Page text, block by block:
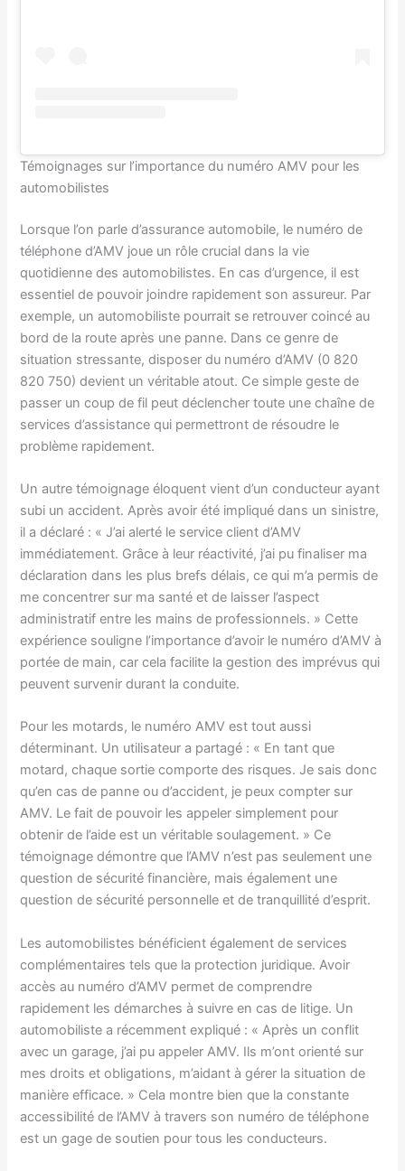
Témoignages sur l’importance du numéro AMV pour les
automobilistes
Lorsque l’on parle d’assurance automobile, le numéro de
téléphone d’AMV joue un rôle crucial dans la vie
quotidienne des automobilistes. En cas d’urgence, il est
essentiel de pouvoir joindre rapidement son assureur. Par
exemple, un automobiliste pourrait se retrouver coincé au
bord de la route après une panne. Dans ce genre de
situation stressante, disposer du numéro d’AMV (0 820
820 750) devient un véritable atout. Ce simple geste de
passer un coup de fil peut déclencher toute une chaîne de
services d’assistance qui permettront de résoudre le
problème rapidement.
Un autre témoignage éloquent vient d’un conducteur ayant
subi un accident. Après avoir été impliqué dans un sinistre,
il a déclaré : « J’ai alerté le service client d’AMV
immédiatement. Grâce à leur réactivité, j’ai pu finaliser ma
déclaration dans les plus brefs délais, ce qui m’a permis de
me concentrer sur ma santé et de laisser l’aspect
administratif entre les mains de professionnels. » Cette
expérience souligne l’importance d’avoir le numéro d’AMV à
portée de main, car cela facilite la gestion des imprévus qui
peuvent survenir durant la conduite.
Pour les motards, le numéro AMV est tout aussi
déterminant. Un utilisateur a partagé : « En tant que
motard, chaque sortie comporte des risques. Je sais donc
qu’en cas de panne ou d’accident, je peux compter sur
AMV. Le fait de pouvoir les appeler simplement pour
obtenir de l’aide est un véritable soulagement. » Ce
témoignage démontre que l’AMV n’est pas seulement une
question de sécurité financière, mais également une
question de sécurité personnelle et de tranquillité d’esprit.
Les automobilistes bénéficient également de services
complémentaires tels que la protection juridique. Avoir
accès au numéro d’AMV permet de comprendre
rapidement les démarches à suivre en cas de litige. Un
automobiliste a récemment expliqué : « Après un conflit
avec un garage, j’ai pu appeler AMV. Ils m’ont orienté sur
mes droits et obligations, m’aidant à gérer la situation de
manière efficace. » Cela montre bien que la constante
accessibilité de l’AMV à travers son numéro de téléphone
est un gage de soutien pour tous les conducteurs.